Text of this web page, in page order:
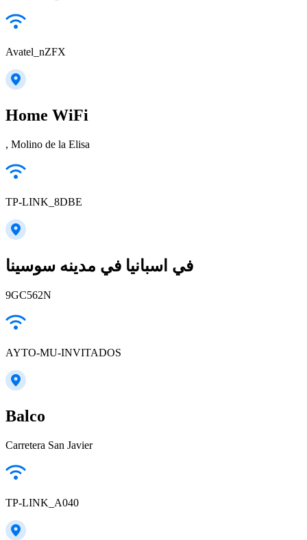
Avatel_nZFX
Home WiFi
, Molino de la Elisa
TP-LINK_8DBE
في اسبانيا في مدينه سوسينا
9GC562N
AYTO-MU-INVITADOS
Balco
Carretera San Javier
TP-LINK_A040